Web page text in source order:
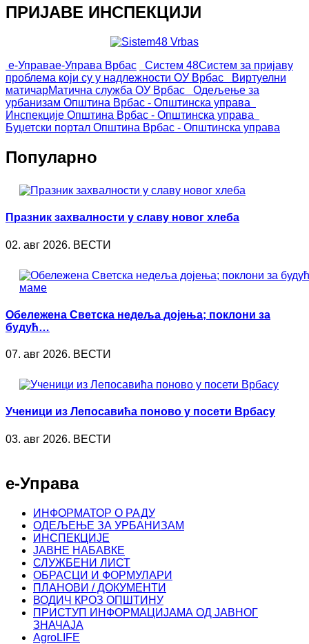
ПРИЈАВЕ ИНСПЕКЦИЈИ
е-Управае-Управа Врбас Систем 48Систем за пријаву
проблема који су у надлежности ОУ Врбас
Виртуелни
матичарМатична служба ОУ Врбас
Одељење за
урбанизам Општина Врбас - Општинска управа
Инспекције Општина Врбас - Општинска управа
Буџетски портал Општина Врбас - Општинска управа
Популарно
Празник захвалности у славу новог хлеба
02. авг 2026. ВЕСТИ
Обележена Светска недеља дојења; поклони за
будућ…
07. авг 2026. ВЕСТИ
Ученици из Лепосавића поново у посети Врбасу
03. авг 2026. ВЕСТИ
е-Управа
ИНФОРМАТОР О РАДУ
ОДЕЉЕЊЕ ЗА УРБАНИЗАМ
ИНСПЕКЦИЈЕ
ЈАВНЕ НАБАВКЕ
СЛУЖБЕНИ ЛИСТ
ОБРАСЦИ И ФОРМУЛАРИ
ПЛАНОВИ / ДОКУМЕНТИ
ВОДИЧ КРОЗ ОПШТИНУ
ПРИСТУП ИНФОРМАЦИЈАМА ОД ЈАВНОГ
ЗНАЧАЈА
AgroLIFE